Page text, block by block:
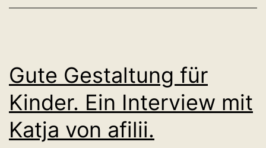
Gute Gestaltung für
Kinder. Ein Interview mit
Katja von afilii.